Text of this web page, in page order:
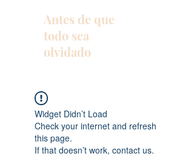
Antes de que
todo sea
olvidado
Widget Didn’t Load
Check your internet and refresh
this page.
If that doesn’t work, contact us.